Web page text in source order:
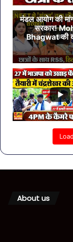
मंडल आयोग की
सरकार!
Bhagwat की
About us